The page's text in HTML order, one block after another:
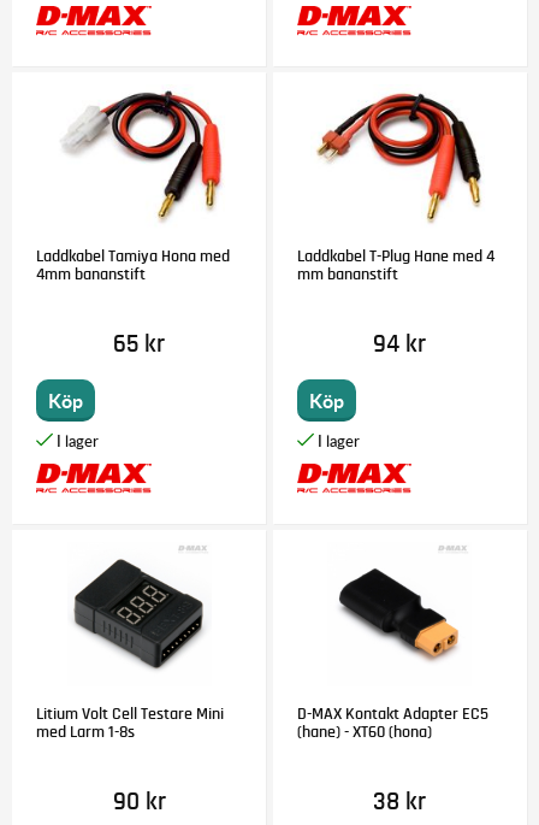
Laddkabel Tamiya Hona med
4mm bananstift
65 kr
Köp
Laddkabel T-Plug Hane med 4
mm bananstift
94 kr
Köp
Litium Volt Cell Testare Mini
med Larm 1-8s
90 kr
D-MAX Kontakt Adapter EC5
(hane) - XT60 (hona)
38 kr